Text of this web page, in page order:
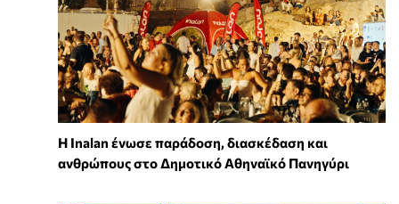
Η Inalan ένωσε παράδοση, διασκέδαση και
ανθρώπους στο Δημοτικό Αθηναϊκό Πανηγύρι